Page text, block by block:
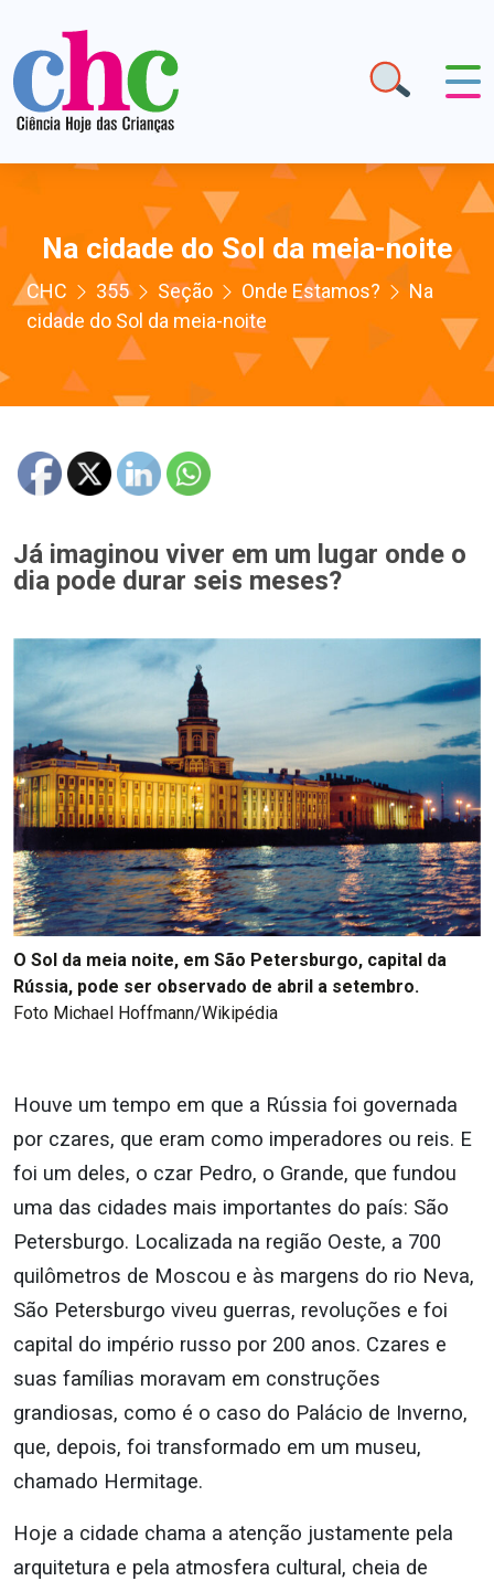
Na cidade do Sol da meia-noite
CHC 355 Seção Onde Estamos?
Na
cidade do Sol da meia-noite
Já imaginou viver em um lugar onde o
dia pode durar seis meses?
O Sol da meia noite, em São Petersburgo, capital da
Rússia, pode ser observado de abril a setembro.
Foto Michael Hoffmann/Wikipédia
Houve um tempo em que a Rússia foi governada
por czares, que eram como imperadores ou reis. E
foi um deles, o czar Pedro, o Grande, que fundou
uma das cidades mais importantes do país: São
Petersburgo. Localizada na região Oeste, a 700
quilômetros de Moscou e às margens do rio Neva,
São Petersburgo viveu guerras, revoluções e foi
capital do império russo por 200 anos. Czares e
suas famílias moravam em construções
grandiosas, como é o caso do Palácio de Inverno,
que, depois, foi transformado em um museu,
chamado Hermitage.
Hoje a cidade chama a atenção justamente pela
arquitetura e pela atmosfera cultural, cheia de